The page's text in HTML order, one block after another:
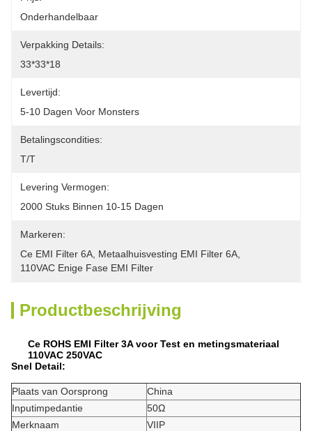
Onderhandelbaar
Verpakking Details:
33*33*18
Levertijd:
5-10 Dagen Voor Monsters
Betalingscondities:
T/T
Levering Vermogen:
2000 Stuks Binnen 10-15 Dagen
Markeren:
Ce EMI Filter 6A Metaalhuisvesting EMI Filter 6A
110VAC Enige Fase EMI Filter
Productbeschrijving
Ce ROHS EMI Filter 3A voor Test en metingsmateriaal
110VAC 250VAC
Snel Detail:
Plaats van Oorsprong
China
Inputimpedantie
50Ω
Merknaam
VIIP